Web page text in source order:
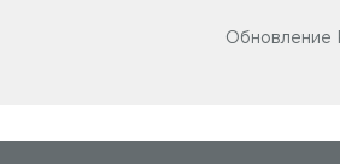
Обновление